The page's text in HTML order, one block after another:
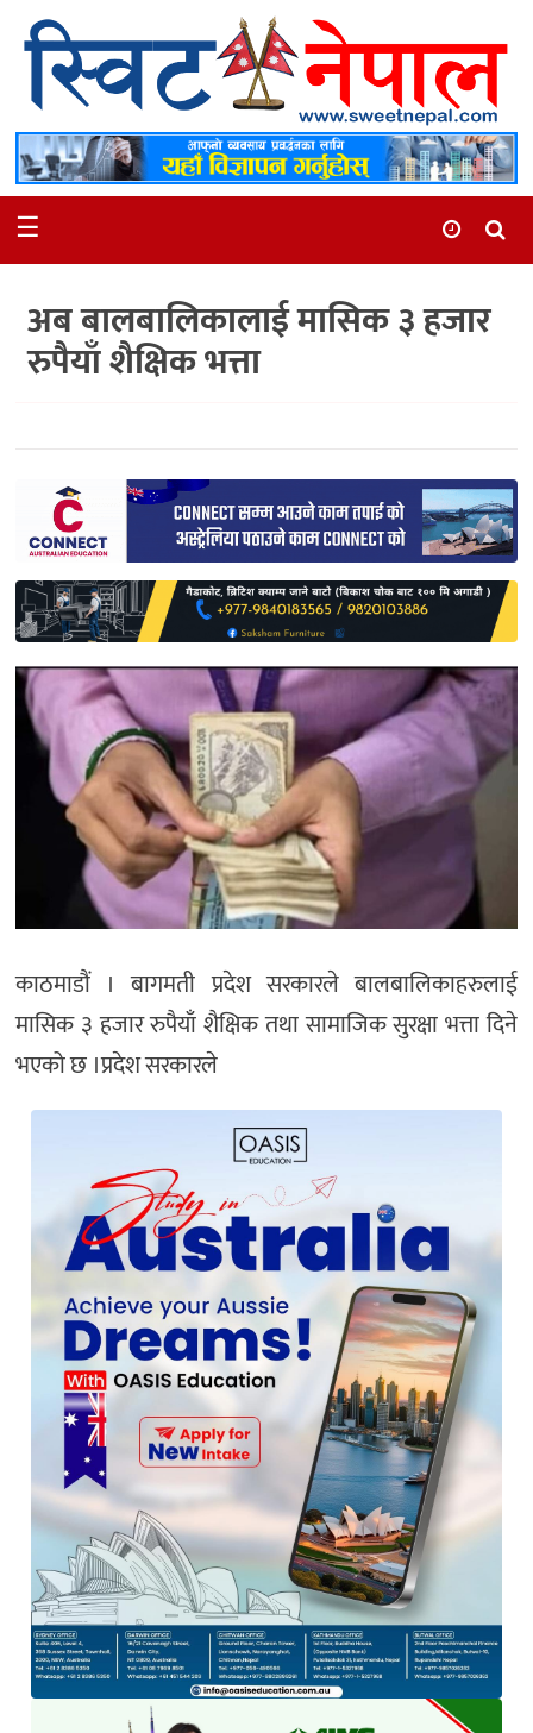
समाचार
स्थानीय
मनोरञ्जन
अन्तर्वार्ता
समाज
भिडियो
साहित्य
प्रदेश
English
☰
अब बालबालिकालाई मासिक ३ हजार
रुपैयाँ शैक्षिक भत्ता
काठमाडौं । बागमती प्रदेश सरकारले बालबालिकाहरुलाई
मासिक ३ हजार रुपैयाँ शैक्षिक तथा सामाजिक सुरक्षा भत्ता दिने
भएको छ ।प्रदेश सरकारले